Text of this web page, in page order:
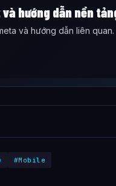
hướng dẫn nền
và hướng dẫn liên quan.
#Mobile